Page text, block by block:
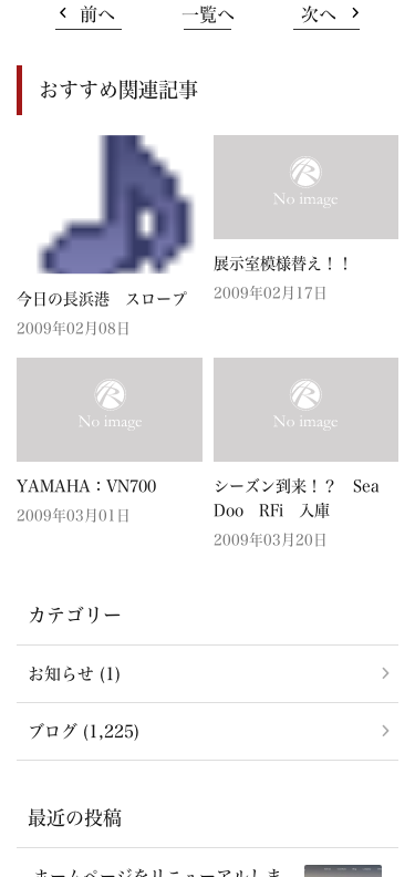
前へ 一覧へ 次へ
おすすめ関連記事
今日の長浜港 スロープ
2009年02月08日
展示室模様替え！！
2009年02月17日
YAMAHA：VN700
2009年03月01日
シーズン到来！？ Sea
Doo RFi 入庫
2009年03月20日
カテゴリー
お知らせ (1)
ブログ (1,225)
最近の投稿